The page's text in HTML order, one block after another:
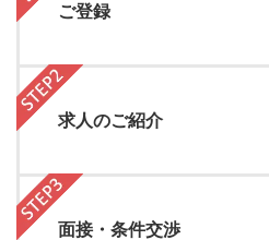
ご登録
求人のご紹介
面接・条件交渉